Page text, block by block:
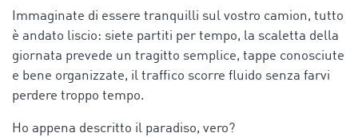
Immaginate di essere tranquilli sul vostro camion, tutto
è andato liscio: siete partiti per tempo, la scaletta della
giornata prevede un tragitto semplice, tappe conosciute
e bene organizzate, il traffico scorre fluido senza farvi
perdere troppo tempo.
Ho appena descritto il paradiso, vero?